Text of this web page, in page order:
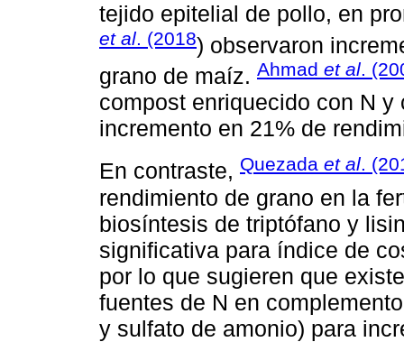
tejido epitelial de pollo, en
et al. (2018) observaron
grano de maíz. Ahmad et al.
compost enriquecido con N
incremento en 21% de
En contraste, Quezada et al.
rendimiento de grano en la
biosíntesis de triptófano y
significativa para índice de
por lo que sugieren que
fuentes de N en
y sulfato de amonio) para